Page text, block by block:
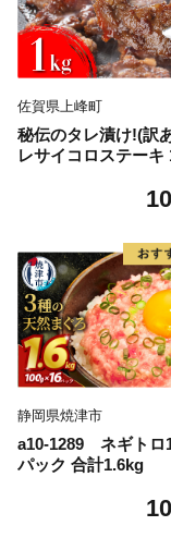
佐賀県上峰町
秘伝のタレ漬け!(訳
レサイコロステーキ
静岡県焼津市
a10-1289 ネギトロ
パック 合計1.6kg